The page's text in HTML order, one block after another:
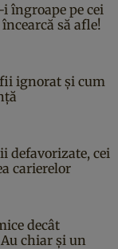
îngroape pe cei
să afle!
fii ignorat și cum
defavorizate, cei
carierelor
decât
chiar și un